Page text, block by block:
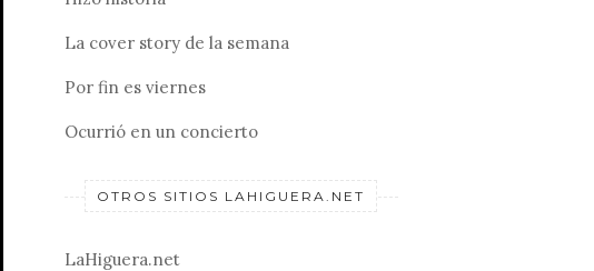
La cover story de la semana
Por fin es viernes
Ocurrió en un concierto
OTROS SITIOS LAHIGUERA.NET
LaHiguera.net